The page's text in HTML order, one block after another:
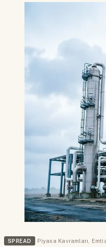
SPREAD Piyasa Kavramları,